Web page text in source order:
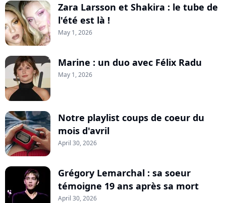
Zara Larsson et Shakira : le tube de
l'été est là !
May 1, 2026
Marine : un duo avec Félix Radu
May 1, 2026
Notre playlist coups de coeur du
mois d'avril
April 30, 2026
Grégory Lemarchal : sa soeur
témoigne 19 ans après sa mort
April 30, 2026